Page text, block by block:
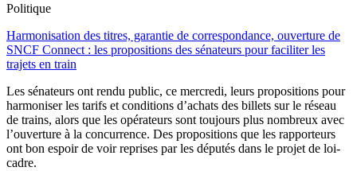
Politique
Harmonisation des titres, garantie de correspondance, ouverture de
SNCF Connect : les propositions des sénateurs pour faciliter les
trajets en train
Les sénateurs ont rendu public, ce mercredi, leurs propositions pour
harmoniser les tarifs et conditions d’achats des billets sur le réseau
de trains, alors que les opérateurs sont toujours plus nombreux avec
l’ouverture à la concurrence. Des propositions que les rapporteurs
ont bon espoir de voir reprises par les députés dans le projet de loi-
cadre.